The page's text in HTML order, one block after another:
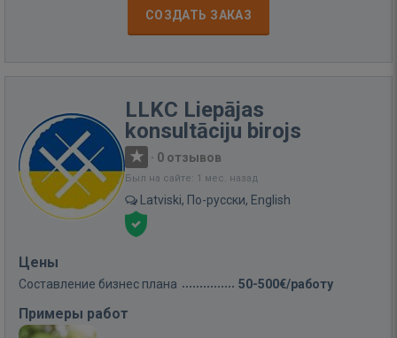
СОЗДАТЬ ЗАКАЗ
LLKC Liepājas
konsultāciju birojs
· 0 отзывов
Был на сайте: 1 мес. назад
Latviski, По-русски, English
Цены
Составление бизнес плана 50-500€/работу
Примеры работ